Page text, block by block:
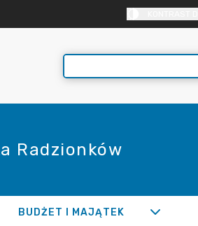
Radzionków
BUDŻET I MAJĄTEK